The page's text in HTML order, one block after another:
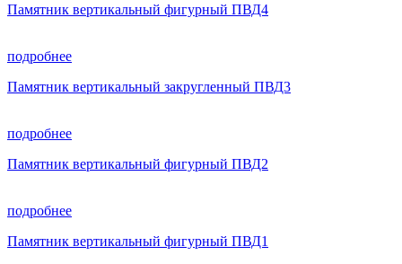
Памятник вертикальный фигурный ПВД4
подробнее
Памятник вертикальный закругленный ПВД3
подробнее
Памятник вертикальный фигурный ПВД2
подробнее
Памятник вертикальный фигурный ПВД1